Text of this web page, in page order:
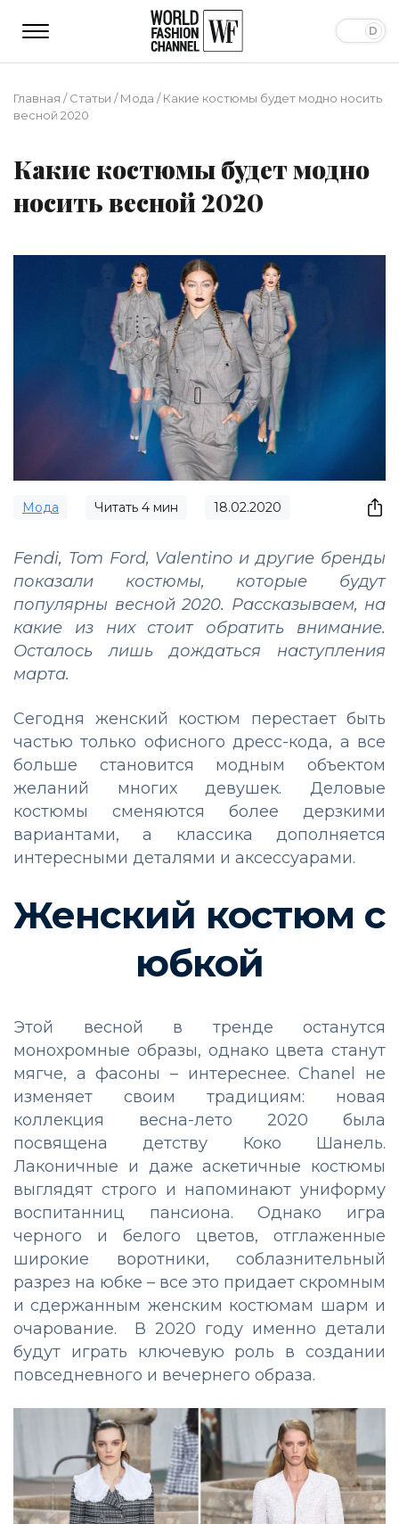
Главная /Статьи /Мода /Какие костюмы будет модно носить
весной 2020
Какие костюмы будет модно
носить весной 2020
Мода Читать 4 мин 18.02.2020
Fendi, Tom Ford, Valentino и другие бренды
показали костюмы, которые будут
популярны весной 2020. Рассказываем, на
какие из них стоит обратить внимание.
Осталось лишь дождаться наступления
марта.
Сегодня женский костюм перестает быть
частью только офисного дресс-кода, а все
больше становится модным объектом
желаний многих девушек. Деловые
костюмы сменяются более дерзкими
вариантами, а классика дополняется
интересными деталями и аксессуарами.
Женский костюм с
юбкой
Этой весной в тренде останутся
монохромные образы, однако цвета станут
мягче, а фасоны – интереснее. Chanel не
изменяет своим традициям: новая
коллекция весна-лето 2020 была
посвящена детству Коко Шанель.
Лаконичные и даже аскетичные костюмы
выглядят строго и напоминают униформу
воспитанниц пансиона. Однако игра
черного и белого цветов, отглаженные
широкие воротники, соблазнительный
разрез на юбке – все это придает скромным
и сдержанным женским костюмам шарм и
очарование. В 2020 году именно детали
будут играть ключевую роль в создании
повседневного и вечернего образа.